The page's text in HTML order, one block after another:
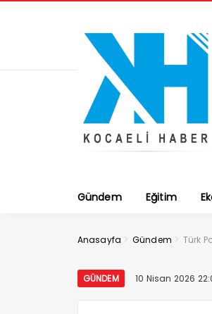
Gündem Eğitim
Anasayfa > Gündem > Türk
GÜNDEM 10 Nisan 2026